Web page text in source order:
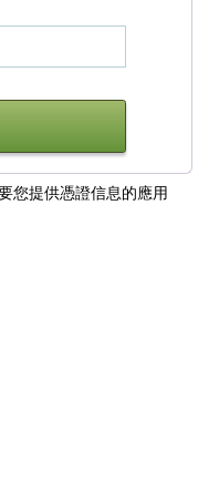
您提供憑證信息的應用